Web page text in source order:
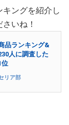
ングを紹介し
いね！
品ランキング&
人に調査した
位
リア部